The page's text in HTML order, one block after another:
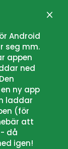
Android
seg mm.
appen
ned
ny app
laddar
(för
att
då
igen!